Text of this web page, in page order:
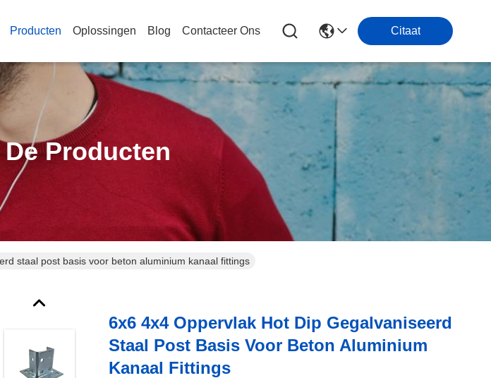
Producten Oplossingen Blog Contacteer Ons Citaat
Producten
staal post basis voor beton aluminium kanaal fittings
6x6 4x4 Oppervlak Hot Dip Gegalvaniseerd
Staal Post Basis Voor Beton Aluminium
Kanaal Fittings